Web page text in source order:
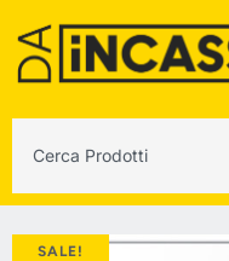
SALE!